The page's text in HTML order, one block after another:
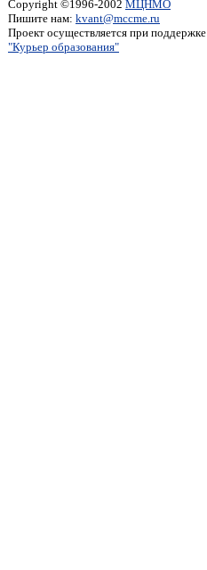
Copyright ©1996-2002 МЦНМО
Пишите нам: kvant@mccme.ru
Проект осуществляется при поддержке
"Курьер образования"